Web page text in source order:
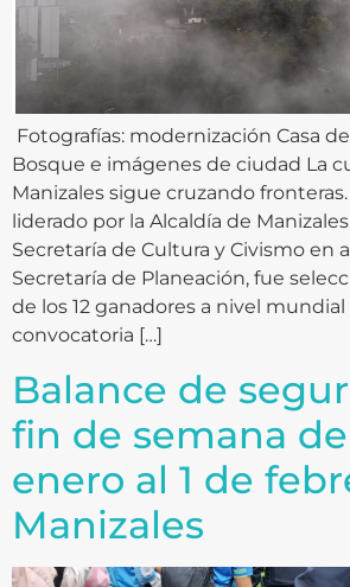
Fotografías: modernización Casa
Bosque e imágenes de ciudad La
Manizales sigue cruzando
liderado por la Alcaldía de
Secretaría de Cultura y Civismo en
Secretaría de Planeación, fue
de los 12 ganadores a nivel mundial
convocatoria […]
Balance de
fin de semana
enero al 1 de
Manizales